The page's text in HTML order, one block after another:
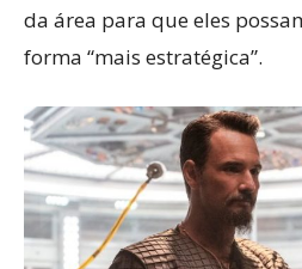
da área para que eles
forma “mais estratégica”.